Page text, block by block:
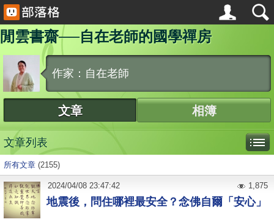
閒雲書齋──自在老師的國學禪房
作家：自在老師
文章 相簿
文章列表
所有文章 (2155)
地震後，問住哪裡最安全？念佛自爾「安心」
2024/04/08 23:47:42 1,875